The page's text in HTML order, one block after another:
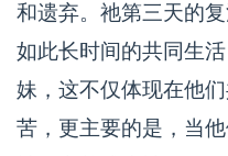
和遗弃。祂第三天的
如此长时间的共同生
妹，这不仅体现在他
苦，更主要的是，当